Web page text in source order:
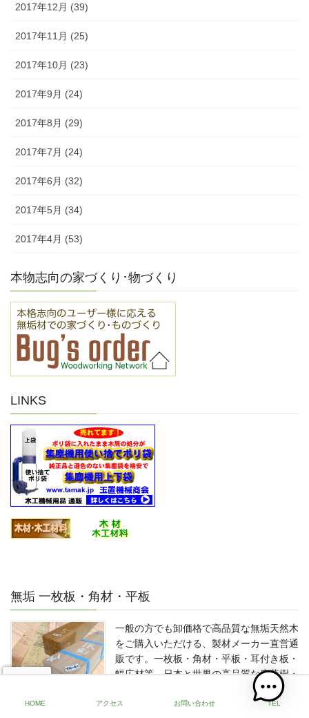
2017年12月 (39)
2017年11月 (25)
2017年10月 (23)
2017年9月 (24)
2017年8月 (29)
2017年7月 (24)
2017年6月 (32)
2017年5月 (34)
2017年4月 (53)
本物志向の家づくり･物づくり
LINKS
無垢 一枚板・角材・平板
一般の方でも卸価格で高品質な無垢天然木
をご購入いただける、製材メーカー直営通
販です。一枚板・角材・平板・耳付き板・
幅広材等、日本と世界の高品質な広葉樹・
続きを読む
HOME アクセス お問い合わせ TEL